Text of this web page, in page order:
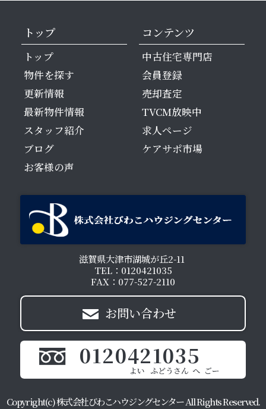
トップ
トップ
物件を探す
更新情報
最新物件情報
スタッフ紹介
ブログ
お客様の声
コンテンツ
中古住宅専門店
会員登録
売却査定
TVCM放映中
求人ページ
ケアサポ市場
滋賀県大津市湖城が丘2-11
TEL：0120421035
FAX：077-527-2110
お問い合わせ
0120421035
Copyright(c) 株式会社びわこハウジングセンター All Rights Reserved.